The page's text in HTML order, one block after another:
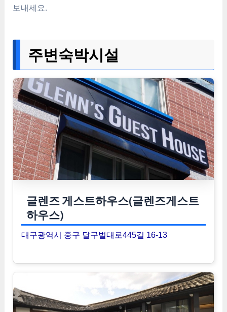
보내세요.
주변숙박시설
글렌즈 게스트하우스(글렌즈게스트
하우스)
대구광역시 중구 달구벌대로445길 16-13